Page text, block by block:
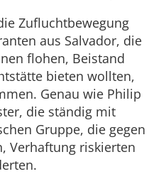
Zufluchtbewegung
aus Salvador, die
flohen, Beistand
bieten wollten,
Genau wie Philip
die ständig mit
Gruppe, die gegen
Verhaftung riskierten